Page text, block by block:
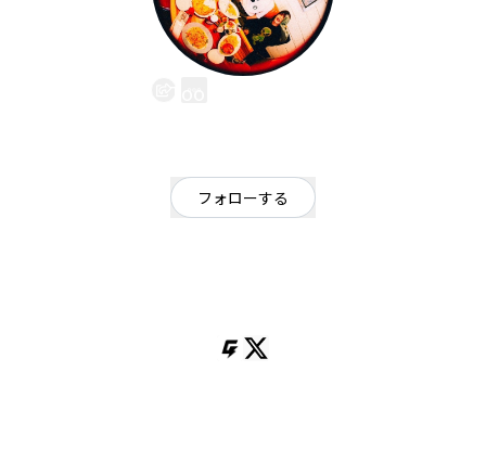
フォローする
Gt てつ